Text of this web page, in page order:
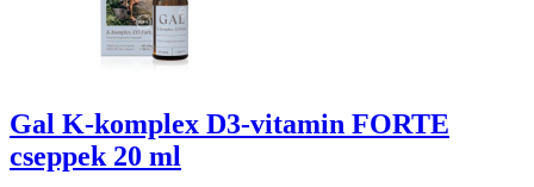
Gal K-komplex D3-vitamin FORTE
cseppek 20 ml